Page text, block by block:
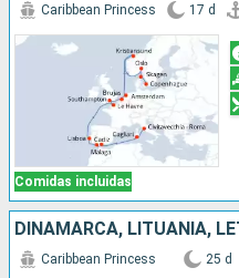
Comidas incluidas
Caribbean Princess 17 d
Caribbean Princess 25 d